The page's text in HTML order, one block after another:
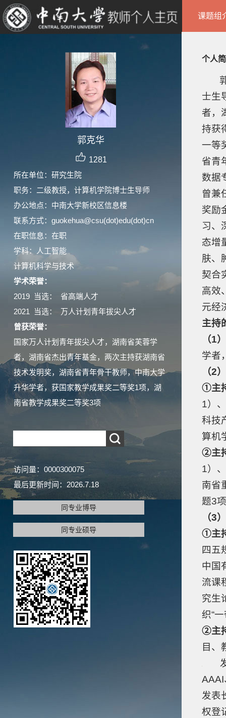
郭克华
1281
所在单位：研究生院
职务：二级教授，计算机学院博士生导师
办公地点：中南大学新校区信息楼
联系方式：guokehua@csu(dot)edu(dot)cn
在职信息：在职
学科：人工智能
计算机科学与技术
学术荣誉：
2019 当选： 省高端人才
2021 当选： 万人计划青年拔尖人才
曾获荣誉：
国家万人计划青年拔尖人才，湖南省芙蓉学
者，湖南省杰出青年基金，两次主持获湖南省
技术发明奖，湖南省青年骨干教师，中南大学
升华学者，获国家教学成果奖二等奖1项，湖
南省教学成果奖二等奖3项
访问量： 0000300075
最后更新时间： 2026.7.18
同专业博导
同专业硕导
课题组
个人
郭
士生
者，
持获
一等
省青
数据
曾兼
奖励
习、
态增
肤、
契合
高效
元经
主持
（1
学者
（2）
①主
1）
科技
算机
②主
1）
南省
题3项
（3
①主
四五
中国
流课
究生
织“
②主
目、
发
AAAI
发表
权登